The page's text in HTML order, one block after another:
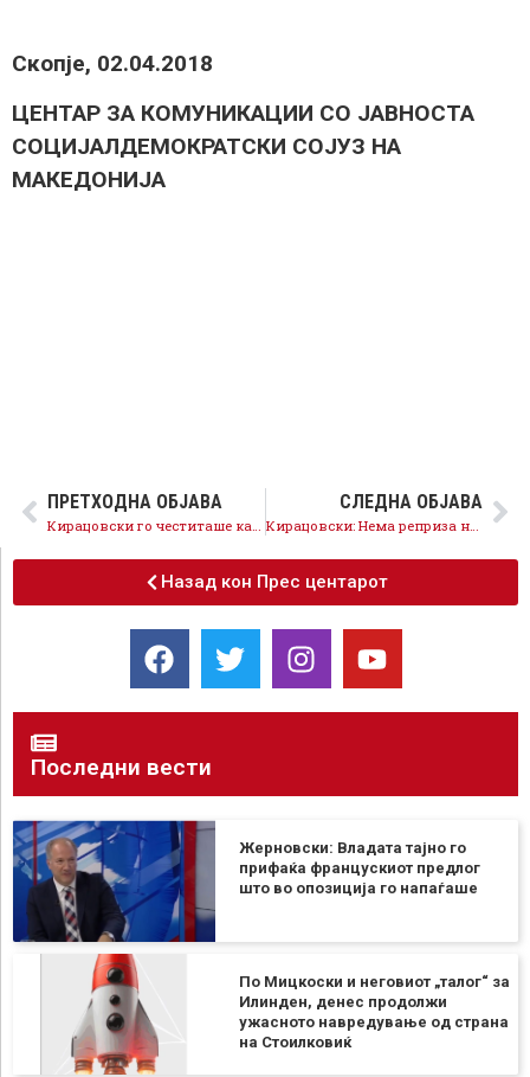
Скопје, 02.04.2018
ЦЕНТАР ЗА КОМУНИКАЦИИ СО ЈАВНОСТА
СОЦИЈАЛДЕМОКРАТСКИ СОЈУЗ НА
МАКЕДОНИЈA
ПРЕТХОДНА ОБЈАВА
Кирацовски го честиташе католичкиот Велигден: Само преку меѓусебно почитување и разбирање ќе изградиме поубаво општество за сите
СЛЕДНА ОБЈАВА
Кирацовски: Нема реприза на 17 мај , ВМРО – ДПМНЕ прво треба да се извини за пустошот
Назад кон Прес центарот
Последни вести
Жерновски: Владата тајно го
прифаќа францускиот предлог
што во опозиција го напаѓаше
По Мицкоски и неговиот „талог“ за
Илинден, денес продолжи
ужасното навредување од страна
на Стоилковиќ